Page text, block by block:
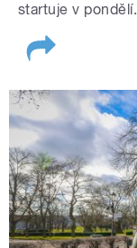
startuje v pondělí.